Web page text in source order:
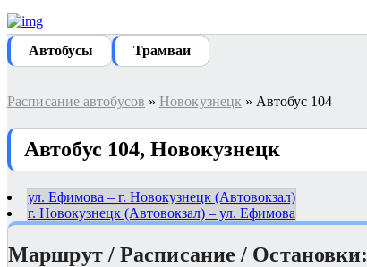
Автобуcы Трамваи
Расписание автобусов » Новокузнецк » Автобус 104
Автобус 104, Новокузнецк
ул. Ефимова – г. Новокузнецк (Автовокзал)
г. Новокузнецк (Автовокзал) – ул. Ефимова
Маршрут / Расписание / Остановки: